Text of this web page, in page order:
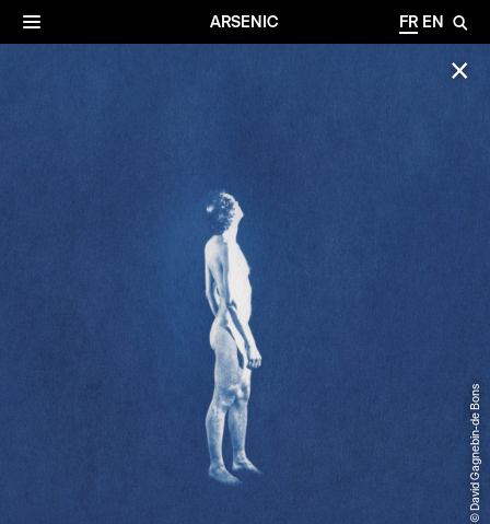
ARSENIC FR EN 🔎
☰
✕
© David Gagnebin-de Bons